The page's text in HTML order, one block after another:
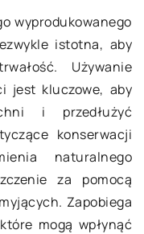
wyprodukowanego
istotna, aby
Używanie
jest kluczowe, aby
i przedłużyć
konserwacji
naturalnego
za pomocą
Zapobiega
mogą wpłynąć